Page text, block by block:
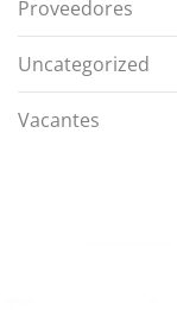
Proveedores
Uncategorized
Vacantes